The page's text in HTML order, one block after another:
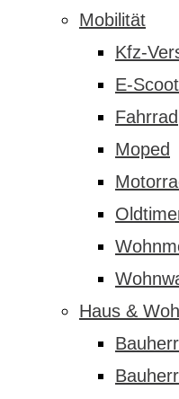
Mobilität
Kfz-
E-
Moped
Haus &